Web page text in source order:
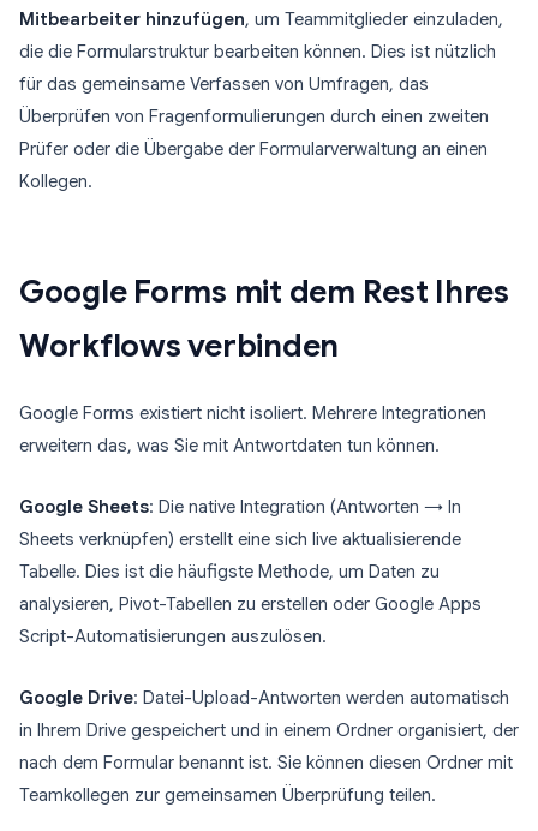
Mitbearbeiter hinzufügen, um Teammitglieder einzuladen,
die die Formularstruktur bearbeiten können. Dies ist nützlich
für das gemeinsame Verfassen von Umfragen, das
Überprüfen von Fragenformulierungen durch einen zweiten
Prüfer oder die Übergabe der Formularverwaltung an einen
Kollegen.
Google Forms mit dem Rest Ihres
Workflows verbinden
Google Forms existiert nicht isoliert. Mehrere Integrationen
erweitern das, was Sie mit Antwortdaten tun können.
Google Sheets: Die native Integration (Antworten → In
Sheets verknüpfen) erstellt eine sich live aktualisierende
Tabelle. Dies ist die häufigste Methode, um Daten zu
analysieren, Pivot-Tabellen zu erstellen oder Google Apps
Script-Automatisierungen auszulösen.
Google Drive: Datei-Upload-Antworten werden automatisch
in Ihrem Drive gespeichert und in einem Ordner organisiert, der
nach dem Formular benannt ist. Sie können diesen Ordner mit
Teamkollegen zur gemeinsamen Überprüfung teilen.